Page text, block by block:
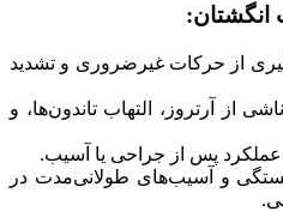
انگشتان:
از حرکات غیرضروری و تشدید
از آرتروز، التهاب تاندون‌ها، و
عملکرد پس از جراحی یا آسیب.
و آسیب‌های طولانی‌مدت در